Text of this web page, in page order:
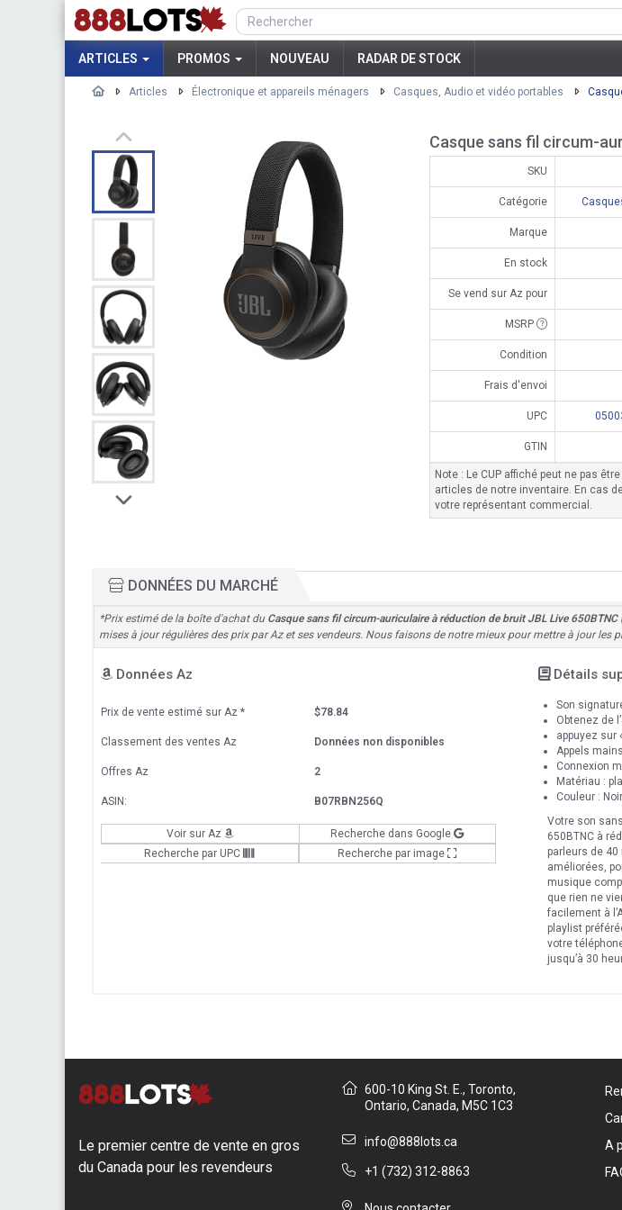
ARTICLES PROMOS NOUVEAU RADAR DE STOCK
Articles Électronique et appareils ménagers Casques, Audio et vidéo portables
Casque sans fil circum-
SKU
Catégorie
Marque
En stock
Se vend sur Az pour
MSRP
Condition
Frais d'envoi
UPC
GTIN
Note : Le CUP affiché peut ne pas
articles de notre inventaire. En cas
votre représentant commercial.
DONNÉES DU MARCHÉ
*Prix estimé de la boîte d'achat du Casque sans fil circum-auriculaire à réduction de bruit JBL Live 650BTNC
mises à jour régulières des prix par Az et ses vendeurs. Nous faisons de notre mieux pour mettre à jour les
Données Az
Prix de vente estimé sur Az * $78.84
Classement des ventes Az Données non disponibles
Offres Az 2
ASIN: B07RBN256Q
Voir sur Az
Recherche dans Google
Recherche par UPC
Recherche par image
Détails
Son
Obtenez de
appuyez sur
Appels
Connexion
Matériau :
Couleur : Noir
Votre son
650BTNC à
parleurs de
améliorées,
musique
que rien ne
facilement à
playlist
votre
jusqu’à 30
à un ami,
vocal Google
assistants
concentré
suffit de
Le premier centre de vente en gros
du Canada pour les revendeurs
600-10 King St. E., Toronto,
Ontario, Canada, M5C 1C3
info@888lots.ca
+1 (732) 312-8863
A